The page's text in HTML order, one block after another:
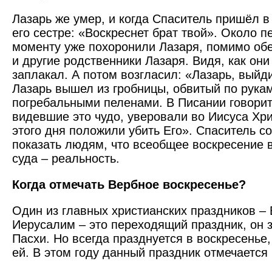
Лазарь же умер, и когда Спаситель пришёл
его сестре: «Воскреснет брат твой». Около
моменту уже похоронили Лазаря, помимо
и другие род­ственники Лазаря. Видя, как
заплакал. А потом возгласил: «Лазарь,
Лазарь вышел из гробницы, обвитый по
погребальными пеленами. В Писании
видевшие это чудо, уверовали во Иисуса
этого дня положили убить Его». Спаситель
показать людям, что всеобщее воскресение
суда – реальность.
Когда отмечать Вербное воскресенье?
Один из главных христианских праздников
Иерусалим – это переходящий праздник, он
Пасхи. Но всегда празднуется в
ей. В этом году данный праздник